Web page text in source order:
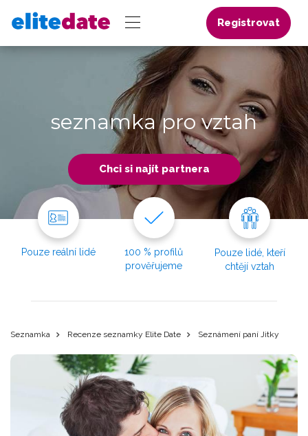
Registrovat
seznamka pro vztah
Chci si najít partnera
Pouze reální lidé
100 % profilů
prověřujeme
Pouze lidé, kteří
chtějí vztah
Seznamka Recenze seznamky Elite Date Seznámení paní Jitky